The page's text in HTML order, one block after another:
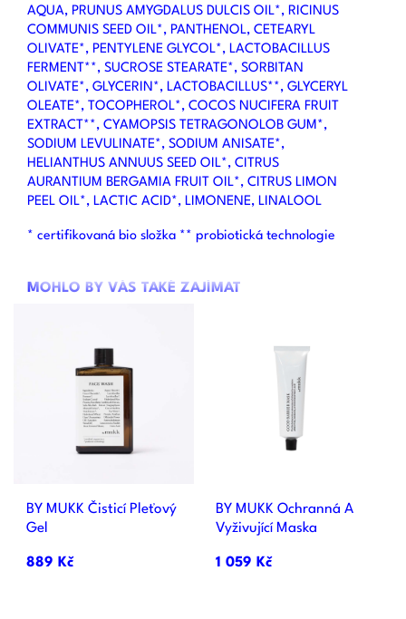
AQUA, PRUNUS AMYGDALUS DULCIS OIL*, RICINUS
COMMUNIS SEED OIL*, PANTHENOL, CETEARYL
OLIVATE*, PENTYLENE GLYCOL*, LACTOBACILLUS
FERMENT**, SUCROSE STEARATE*, SORBITAN
OLIVATE*, GLYCERIN*, LACTOBACILLUS**, GLYCERYL
OLEATE*, TOCOPHEROL*, COCOS NUCIFERA FRUIT
EXTRACT**, CYAMOPSIS TETRAGONOLOB GUM*,
SODIUM LEVULINATE*, SODIUM ANISATE*,
HELIANTHUS ANNUUS SEED OIL*, CITRUS
AURANTIUM BERGAMIA FRUIT OIL*, CITRUS LIMON
PEEL OIL*, LACTIC ACID*, LIMONENE, LINALOOL
* certifikovaná bio složka ** probiotická technologie
MOHLO BY VÁS TAKÉ ZAJÍMAT
BY MUKK Čisticí Pleťový
Gel
889 Kč
BY MUKK Ochranná A
Vyživující Maska
1 059 Kč